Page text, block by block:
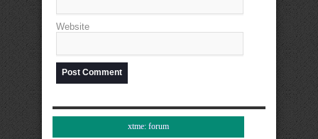
Website
xtme: forum